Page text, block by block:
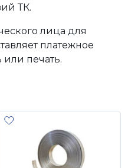
ТК.
лица для
платежное
печать.